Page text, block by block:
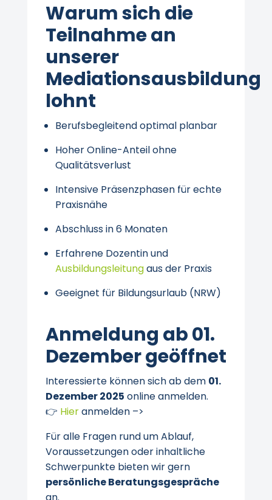
Warum sich die
Teilnahme an
unserer
Mediationsausbildung
lohnt
Berufsbegleitend optimal planbar
Hoher Online-Anteil ohne
Qualitätsverlust
Intensive Präsenzphasen für echte
Praxisnähe
Abschluss in 6 Monaten
Erfahrene Dozentin und
Ausbildungsleitungaus der Praxis
Geeignet für Bildungsurlaub (NRW)
Anmeldung ab 01.
Dezember geöffnet
Interessierte können sich ab dem 01.
Dezember 2025 online anmelden.
👉 Hieranmelden –>
Für alle Fragen rund um Ablauf,
Voraussetzungen oder inhaltliche
Schwerpunkte bieten wir gern
persönliche Beratungsgespräche